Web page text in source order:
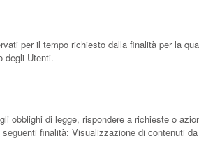
per il tempo richiesto dalla finalità per la
degli Utenti.
obblighi di legge, rispondere a richieste o
finalità: Visualizzazione di contenuti